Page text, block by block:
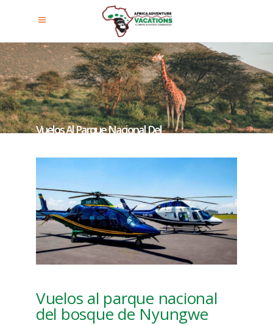
Vuelos Al Parque Nacional Del
Bosque De Nyungwe
Vuelos al parque nacional
del bosque de Nyungwe